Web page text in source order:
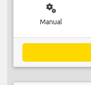
miscellaneous_services
Manual